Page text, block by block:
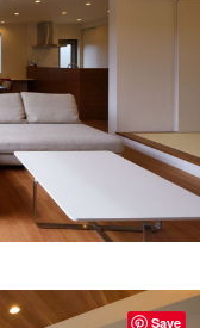
Save